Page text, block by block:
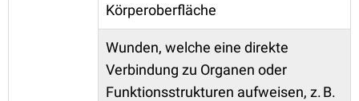
Körperoberfläche
Wunden, welche eine direkte
Verbindung zu Organen oder
Funktionsstrukturen aufweisen, z. B.